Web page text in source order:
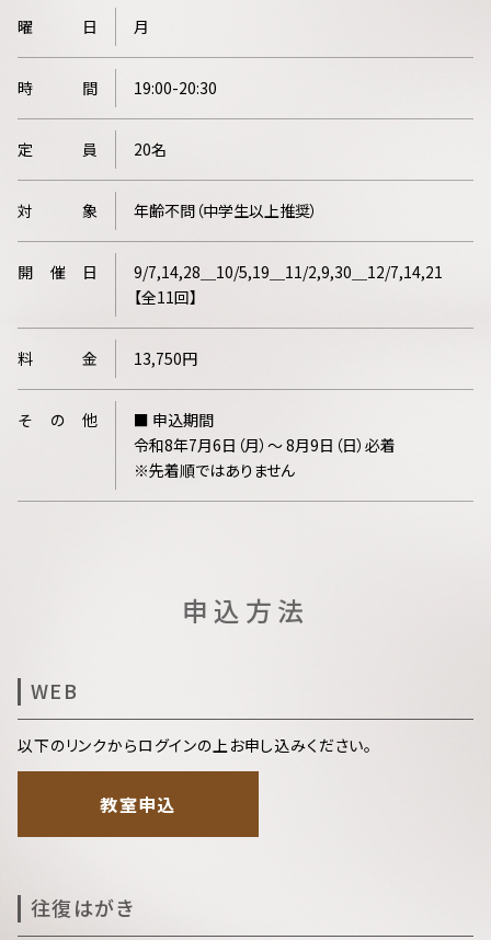
曜 日 月
時 間 19:00-20:30
定 員 20名
対 象 年齢不問（中学生以上推奨）
開 催 日
9/7,14,28＿10/5,19＿11/2,9,30＿12/7,14,21
【全11回】
料 金 13,750円
そ の 他
■ 申込期間
令和8年7月6日（月）～ 8月9日（日）必着
※先着順ではありません
申込方法
WEB
以下のリンクからログインの上お申し込みください。
教室申込
往復はがき